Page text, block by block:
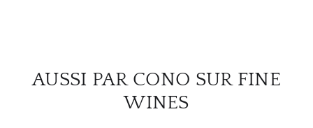
AUSSI PAR CONO SUR FINE
WINES